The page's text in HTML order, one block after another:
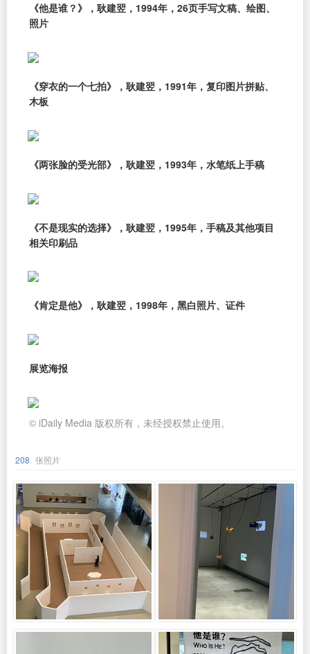
《他是谁？》，耿建翌，1994年，26页手写文稿、绘图、
照片
《穿衣的一个七拍》，耿建翌，1991年，复印图片拼贴、
木板
《两张脸的受光部》，耿建翌，1993年，水笔纸上手稿
《不是现实的选择》，耿建翌，1995年，手稿及其他项目
相关印刷品
《肯定是他》，耿建翌，1998年，黑白照片、证件
展览海报
© iDaily Media 版权所有，未经授权禁止使用。
208 张照片